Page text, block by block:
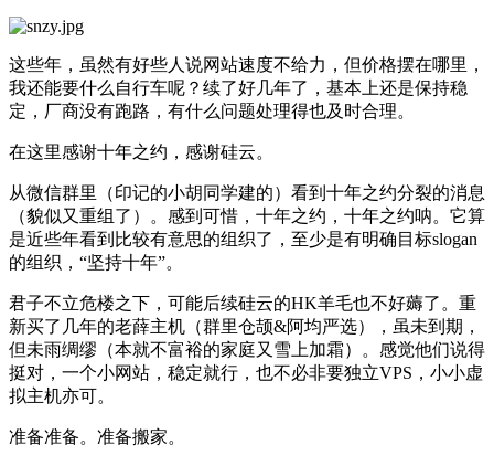
这些年，虽然有好些人说网站速度不给力，但价格摆在哪里，
我还能要什么自行车呢？续了好几年了，基本上还是保持稳
定，厂商没有跑路，有什么问题处理得也及时合理。
在这里感谢十年之约，感谢硅云。
从微信群里（印记的小胡同学建的）看到十年之约分裂的消息
（貌似又重组了）。感到可惜，十年之约，十年之约呐。它算
是近些年看到比较有意思的组织了，至少是有明确目标slogan
的组织，“坚持十年”。
君子不立危楼之下，可能后续硅云的HK羊毛也不好薅了。重
新买了几年的老薛主机（群里仓颉&阿均严选），虽未到期，
但未雨绸缪（本就不富裕的家庭又雪上加霜）。感觉他们说得
挺对，一个小网站，稳定就行，也不必非要独立VPS，小小虚
拟主机亦可。
准备准备。准备搬家。